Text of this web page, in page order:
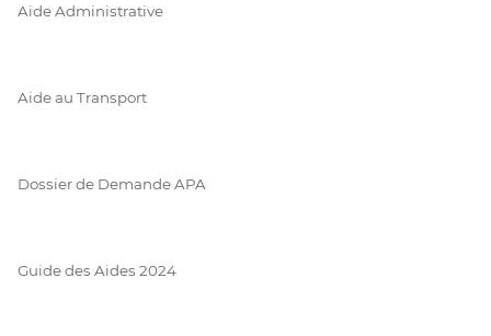
Aide Administrative
Aide au Transport
Dossier de Demande APA
Guide des Aides 2024